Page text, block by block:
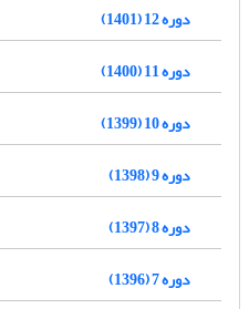
دوره 12 (1401)
دوره 11 (1400)
دوره 10 (1399)
دوره 9 (1398)
دوره 8 (1397)
دوره 7 (1396)